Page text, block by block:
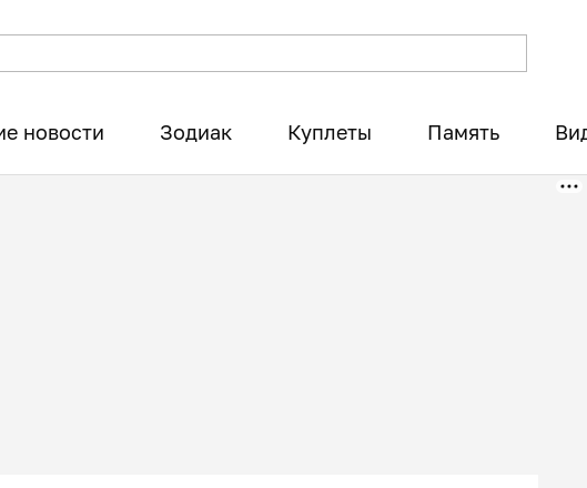
новости Зодиак Куплеты Память